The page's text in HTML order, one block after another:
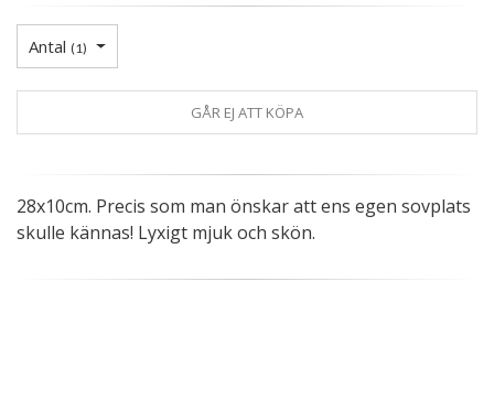
Antal (1)
GÅR EJ ATT KÖPA
28x10cm. Precis som man önskar att ens egen sovplats
skulle kännas! Lyxigt mjuk och skön.